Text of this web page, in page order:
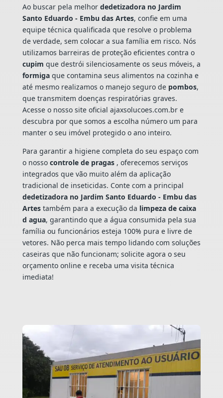
Ao buscar pela melhor dedetizadora no Jardim
Santo Eduardo - Embu das Artes, confie em uma
equipe técnica qualificada que resolve o problema
de verdade, sem colocar a sua família em risco. Nós
utilizamos barreiras de proteção eficientes contra o
cupim que destrói silenciosamente os seus móveis, a
formigaque contamina seus alimentos na cozinha e
até mesmo realizamos o manejo seguro de pombos,
que transmitem doenças respiratórias graves.
Acesse o nosso site oficial ajaxsolucoes.com.br e
descubra por que somos a escolha número um para
manter o seu imóvel protegido o ano inteiro.
Para garantir a higiene completa do seu espaço com
o nosso controle de pragas , oferecemos serviços
integrados que vão muito além da aplicação
tradicional de inseticidas. Conte com a principal
dedetizadora no Jardim Santo Eduardo - Embu das
Artestambém para a execução da limpeza de caixa
d agua, garantindo que a água consumida pela sua
família ou funcionários esteja 100% pura e livre de
vetores. Não perca mais tempo lidando com soluções
caseiras que não funcionam; solicite agora o seu
orçamento online e receba uma visita técnica
imediata!